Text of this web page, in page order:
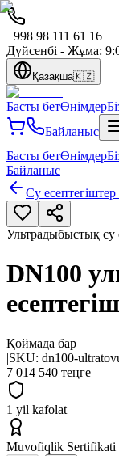
+998 98 111 61 16
Дүйсенбі - Жұма:
Қазақша🇰🇿
Басты бетӨнімдер
Байланыс
Басты бетӨнімдер
Байланыс
Су
Ультрадыбыстық су
DN100
Қоймада бар
|SKU: dn100-
7 014 540 теңге
1 yil kafolat
Muvofiqlik Sertifikati